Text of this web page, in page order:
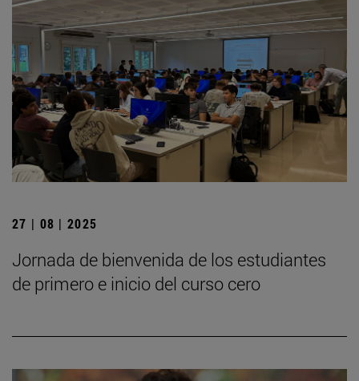
27 | 08 | 2025
Jornada de bienvenida de los estudiantes
de primero e inicio del curso cero